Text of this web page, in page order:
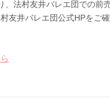
、法村友井バレエ団での前
友井バレエ団公式HPをご確